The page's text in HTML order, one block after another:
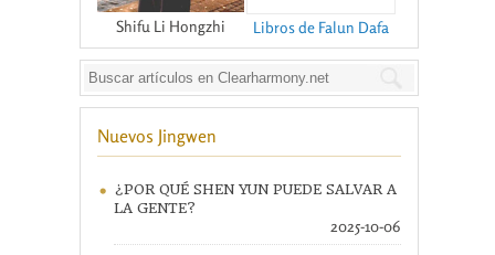
Shifu Li Hongzhi Libros de Falun Dafa
Nuevos Jingwen
¿POR QUÉ SHEN YUN PUEDE SALVAR A
LA GENTE?
2025-10-06